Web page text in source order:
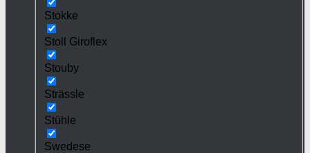
Stokke
Stoll Giroflex
Stouby
Strässle
Stühle
Swedese